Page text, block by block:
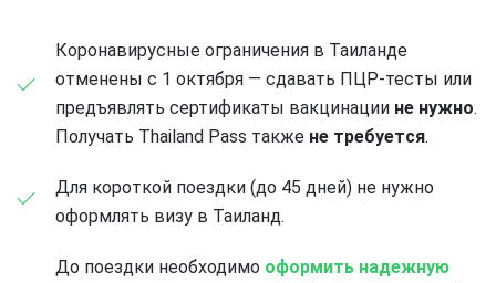
Коронавирусные ограничения в Таиланде
отменены с 1 октября — сдавать ПЦР-тесты или
предъявлять сертификаты вакцинации не нужно.
Получать Thailand Pass также не требуется.
Для короткой поездки (до 45 дней) не нужно
оформлять визу в Таиланд.
До поездки необходимо оформить надежную